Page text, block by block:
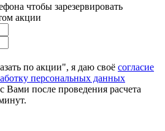
чтобы зарезервировать
акции
по акции", я даю своё согласие
персональных данных
после проведения расчета